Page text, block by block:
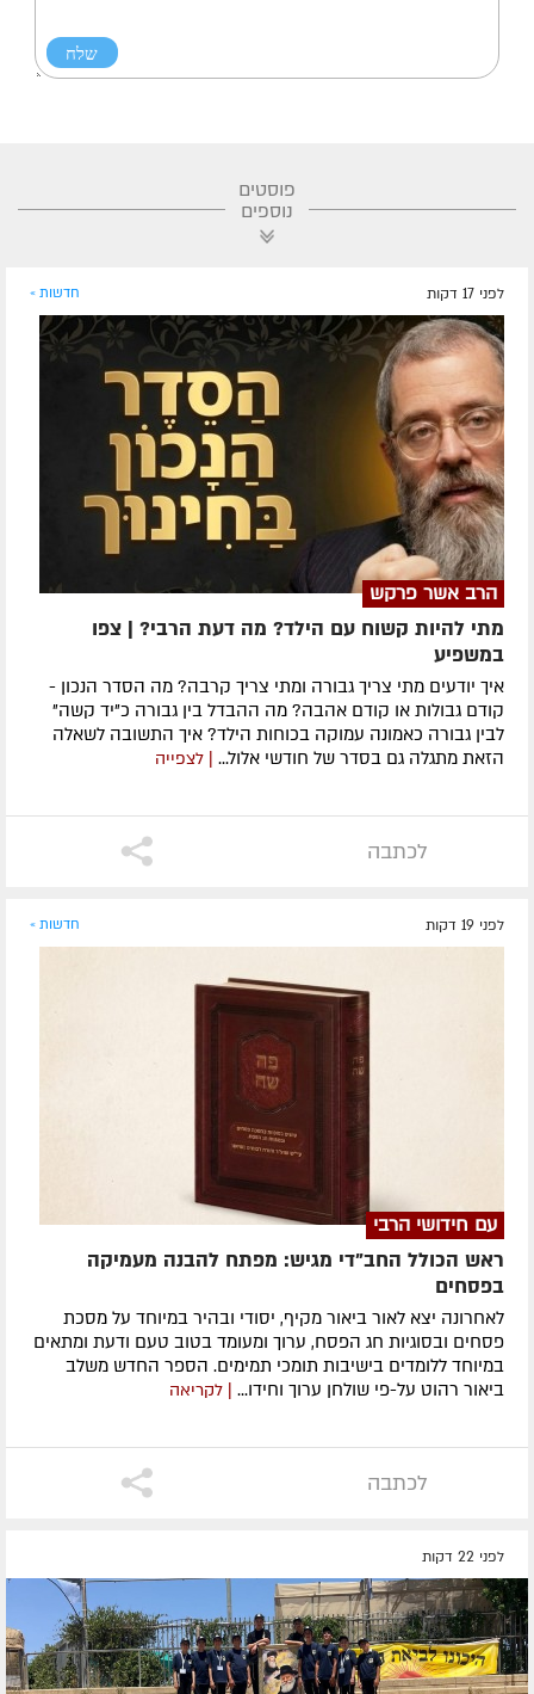
פוסטים
נוספים
לפני 17 דקות חדשות »
הרב אשר פרקש
מתי להיות קשוח עם הילד? מה דעת הרבי? | צפו
במשפיע
איך יודעים מתי צריך גבורה ומתי צריך קרבה? מה הסדר הנכון -
קודם גבולות או קודם אהבה? מה ההבדל בין גבורה כ"יד קשה"
לבין גבורה כאמונה עמוקה בכוחות הילד? איך התשובה לשאלה
הזאת מתגלה גם בסדר של חודשי אלול... | לצפייה
לכתבה
לפני 19 דקות חדשות »
עם חידושי הרבי
ראש הכולל החב"די מגיש: מפתח להבנה מעמיקה
בפסחים
לאחרונה ​יצא לאור ביאור מקיף, יסודי ובהיר במיוחד על מסכת
פסחים ובסוגיות חג הפסח, ערוך ומעומד בטוב טעם ודעת ומתאים
במיוחד ללומדים בישיבות תומכי תמימים. ​הספר החדש משלב
ביאור רהוט על-פי שולחן ערוך וחידו... | לקריאה
לכתבה
לפני 22 דקות